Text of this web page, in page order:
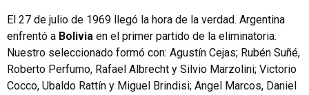
El 27 de julio de 1969 llegó la hora de la verdad. Argentina
enfrentó a Bolivia en el primer partido de la eliminatoria.
Nuestro seleccionado formó con: Agustín Cejas; Rubén Suñé,
Roberto Perfumo, Rafael Albrecht y Silvio Marzolini; Victorio
Cocco, Ubaldo Rattín y Miguel Brindisi; Angel Marcos, Daniel